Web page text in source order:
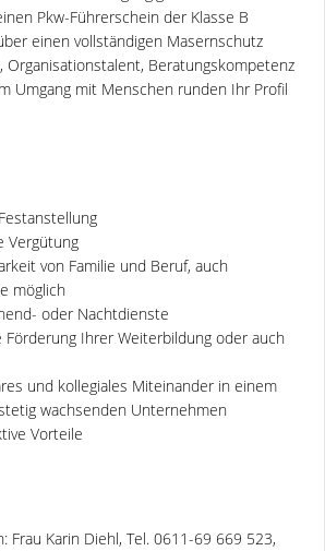
Pkw-Führerschein der Klasse B
einen vollständigen Masernschutz
Organisationstalent, Beratungskompetenz
Umgang mit Menschen runden Ihr Profil
Vergütung
von Familie und Beruf, auch
möglich
oder Nachtdienste
Förderung Ihrer Weiterbildung oder auch
und kollegiales Miteinander in einem
wachsenden Unternehmen
Vorteile
Frau Karin Diehl, Tel. 0611-69 669 523,